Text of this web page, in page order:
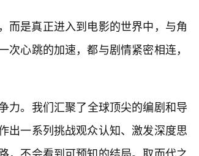
而是真正进入到电影的世界中，与角
心跳的加速，都与剧情紧密相连，
力。我们汇聚了全球顶尖的编剧和导
出一系列挑战观众认知、激发深度思